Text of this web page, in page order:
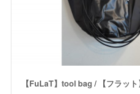
【FuLaT】tool bag / 【フラッ